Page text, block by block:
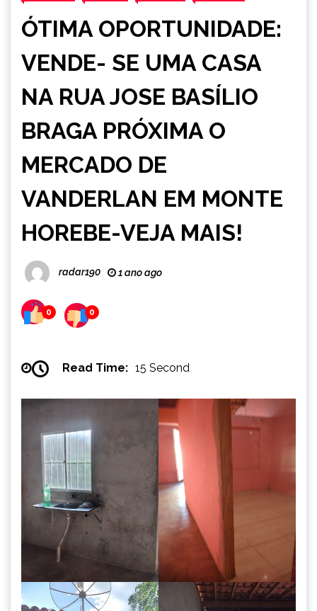
ÓTIMA OPORTUNIDADE:
VENDE- SE UMA CASA
NA RUA JOSE BASÍLIO
BRAGA PRÓXIMA O
MERCADO DE
VANDERLAN EM MONTE
HOREBE-VEJA MAIS!
radar190 1 ano ago
0 0
Read Time: 15 Second